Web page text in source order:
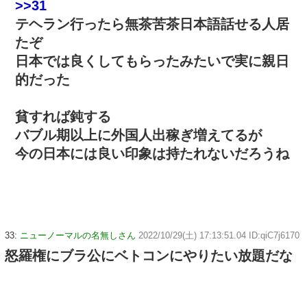
>>31
テヘラン行ったら無茶苦茶日本語話せる人居
たぞ
日本では良くしてもらったみたいで実に親日
的だった
貧すれば鈍する
バブル期以上に外国人出稼ぎ増えてるが
今の日本には良い印象は持たれないだろうね
33: ニューノーマルの名無しさん 2022/10/29(土) 17:13:51.04 ID:qiC7j6170
怒羅権にブラ公にベトコンにやりたい放題だな